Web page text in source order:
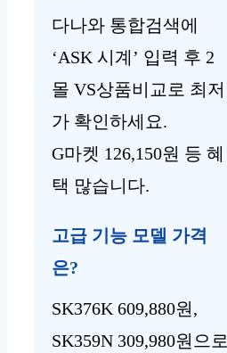
다나와 통합검색에
‘ASK 시계’ 입력 후 2
몰 VS상품비교로 최저
가 확인하세요.
G마켓 126,150원 등 혜
택 많습니다.
고급 기능 모델 가격
은?
SK376K 609,880원,
SK359N 309,980원으로